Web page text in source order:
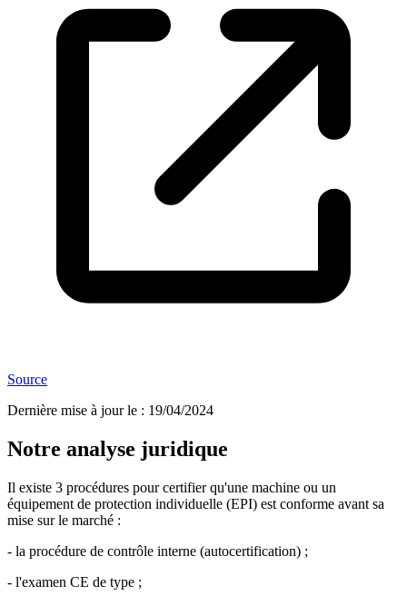
Source
Dernière mise à jour le : 19/04/2024
Notre analyse juridique
Il existe 3 procédures pour certifier qu'une machine ou un
équipement de protection individuelle (EPI) est conforme avant sa
mise sur le marché :
- la procédure de contrôle interne (autocertification) ;
- l'examen CE de type ;